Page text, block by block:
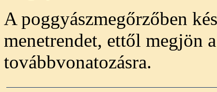
A poggyászmegőrzőben
menetrendet, ettől megjön
továbbvonatozásra.